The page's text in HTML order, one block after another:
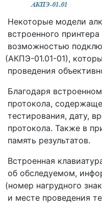
Некоторые модели
встроенного
возможностью
(АКПЭ-01.01-01),
проведения
Благодаря
протокола,
тестирования, дату,
протокола. Также в
память результатов.
Встроенная
об обследуемом,
(номер нагрудного
и месте проведения